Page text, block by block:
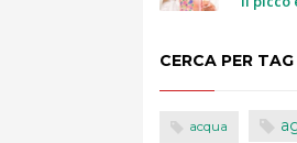
CERCA PER TAG
acqua